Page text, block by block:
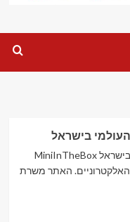
MiniInTheBox - ענק הגאדג'טים העולמי בישראל MiniInTheBox
האתר משרת